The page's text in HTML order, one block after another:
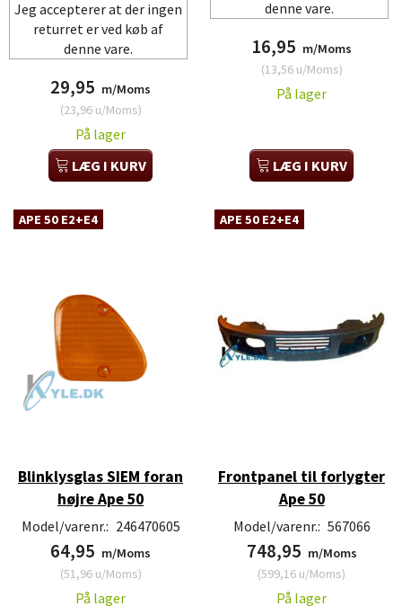
Jeg accepterer at der ingen
returret er ved køb af
denne vare.
29,95 m/Moms
(23,96u/Moms)
På lager
LÆG I KURV
denne vare.
16,95 m/Moms
(13,56u/Moms)
På lager
LÆG I KURV
APE 50 E2+E4
Blinklysglas SIEM foran
højre Ape 50
Model/varenr.: 246470605
64,95 m/Moms
(51,96u/Moms)
På lager
APE 50 E2+E4
Frontpanel til forlygter
Ape 50
Model/varenr.: 567066
748,95 m/Moms
(599,16 u/Moms)
På lager